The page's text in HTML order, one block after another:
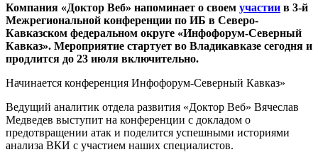
Компания «Доктор Веб» напоминает о своем участии в 3-й
Межрегиональной конференции по ИБ в Северо-
Кавказском федеральном округе «Инфофорум-Северный
Кавказ». Мероприятие стартует во Владикавказе сегодня и
продлится до 23 июля включительно.
Начинается конференция Инфофорум-Северный Кавказ»
Ведущий аналитик отдела развития «Доктор Веб» Вячеслав
Медведев выступит на конференции с докладом о
предотвращении атак и поделится успешными историями
анализа ВКИ с участием наших специалистов.